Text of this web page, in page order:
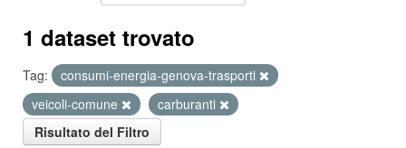
1 dataset trovato
Tag:
consumi-energia-genova-trasporti
veicoli-comune
carburanti
Risultato del Filtro